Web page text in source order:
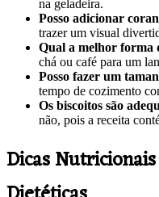
na geladeira.
Posso adicionar
trazer um visual
Qual a melhor forma
chá ou café para um
Posso fazer um
tempo de cozimento
Os biscoitos são
não, pois a receita
Dicas